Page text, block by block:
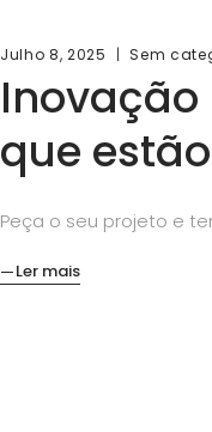
Julho 8, 2025 Sem
que
Peça o seu projeto e
Ler mais